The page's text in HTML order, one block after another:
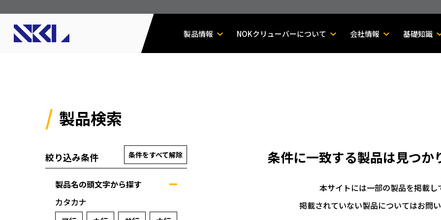
製品情報 NOKクリューバーについて 会社情報 基礎知識
製品検索
絞り込み条件 条件をすべて解除
製品名の頭文字から探す
カタカナ
条件に一致する製品は見つか
本サイトには一部の製品を掲載し
掲載されていない製品についてはお問